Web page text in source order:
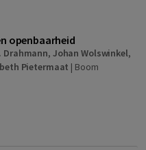
openbaarheid
Drahmann, Johan Wolswinkel,
Pietermaat | Boom